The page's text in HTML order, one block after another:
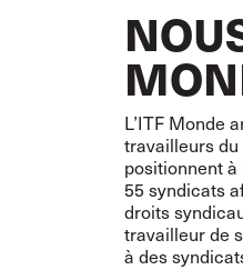
L’ITF Monde
travailleurs
positionnent
55 syndicats
droits
travailleur de
à des